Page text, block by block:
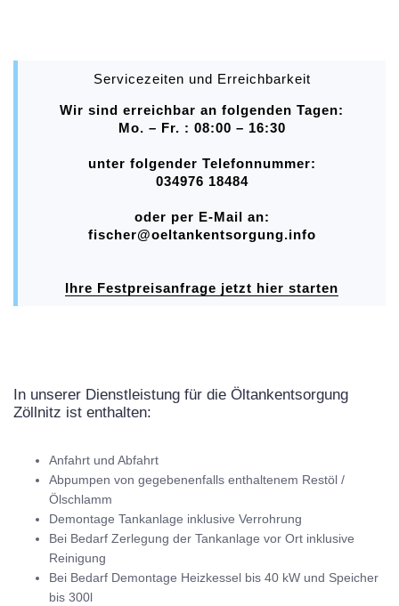
Servicezeiten und Erreichbarkeit
Wir sind erreichbar an folgenden Tagen:
Mo. – Fr. : 08:00 – 16:30
unter folgender Telefonnummer:
034976 18484
oder per E-Mail an:
fischer@oeltankentsorgung.info
Ihre Festpreisanfrage jetzt hier starten
In unserer Dienstleistung für die Öltankentsorgung
Zöllnitz ist enthalten:
Anfahrt und Abfahrt
Abpumpen von gegebenenfalls enthaltenem Restöl /
Ölschlamm
Demontage Tankanlage inklusive Verrohrung
Bei Bedarf Zerlegung der Tankanlage vor Ort inklusive
Reinigung
Bei Bedarf Demontage Heizkessel bis 40 kW und Speicher
bis 300l